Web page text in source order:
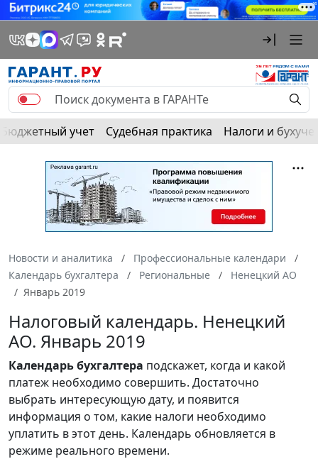
Бюджетный учет Судебная практика Налоги и
Новости и аналитика
Профессиональные календари
Календарь бухгалтера
Региональные
Ненецкий АО
Январь 2019
Налоговый календарь. Ненецкий
АО. Январь 2019
Календарьбухгалтера подскажет, когда и какой
платеж необходимо совершить. Достаточно
выбрать интересующую дату, и появится
информация о том, какие налоги необходимо
уплатить в этот день. Календарь обновляется в
режиме реального времени.